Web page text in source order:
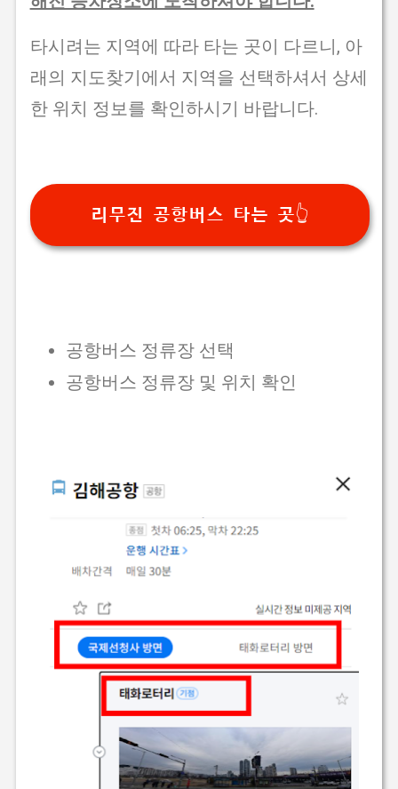
타시려는 지역에 따라 타는 곳이 다르니, 아
래의 지도찾기에서 지역을 선택하셔서 상세
한 위치 정보를 확인하시기 바랍니다.
리무진 공항버스 타는 곳👆
공항버스 정류장 선택
공항버스 정류장 및 위치 확인